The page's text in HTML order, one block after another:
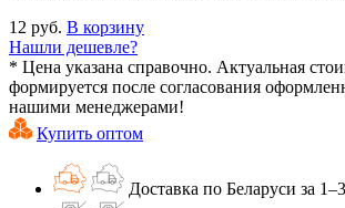
12 руб. В корзину
Нашли дешевле?
* Цена указана справочно. Актуальная
формируется после согласования
нашими менеджерами!
Купить оптом
Доставка по Беларуси за